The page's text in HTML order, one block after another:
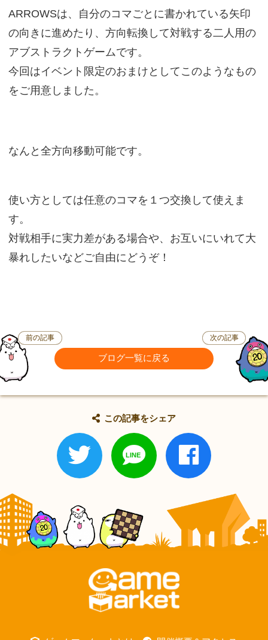
ARROWSは、自分のコマごとに書かれている矢印
の向きに進めたり、方向転換して対戦する二人用の
アブストラクトゲームです。
今回はイベント限定のおまけとしてこのようなもの
をご用意しました。
なんと全方向移動可能です。
使い方としては任意のコマを１つ交換して使えま
す。
対戦相手に実力差がある場合や、お互いにいれて大
暴れしたいなどご自由にどうぞ！
前の記事
ブログ一覧に戻る
次の記事
この記事をシェア